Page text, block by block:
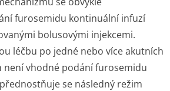
furosemidu kontinuální infuzí
bolusovými injekcemi.
léčbu po jedné nebo více akutních
není vhodné podání furosemidu
se následný režim